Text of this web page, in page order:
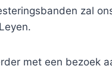
zal
met een bezoek